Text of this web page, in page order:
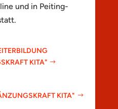
und in Peiting-
KITA"
KITA"